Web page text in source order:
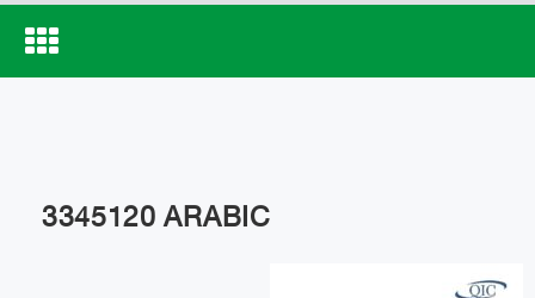
Toggle
navigation
3345120 ARABIC